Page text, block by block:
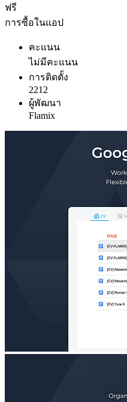
ฟรี
การซื้อในแอป
คะแนน
ไม่มีคะแนน
การติดตั้ง
2212
ผู้พัฒนา
Flamix